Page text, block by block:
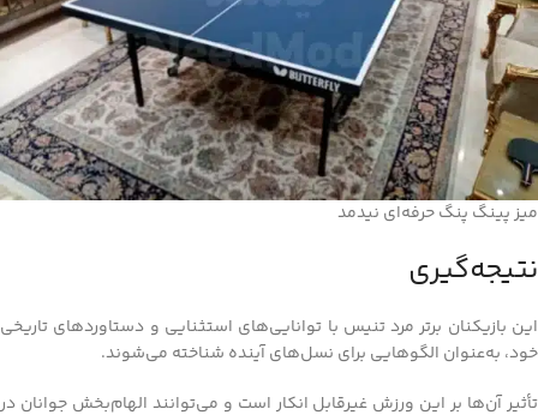
میز پینگ پنگ حرفه‌ای نیدمد
نتیجه‌گیری
این بازیکنان برتر مرد تنیس با توانایی‌های استثنایی و دستاوردهای تاریخی
خود، به‌عنوان الگوهایی برای نسل‌های آینده شناخته می‌شوند.
تأثیر آن‌ها بر این ورزش غیرقابل انکار است و می‌توانند الهام‌بخش جوانان در